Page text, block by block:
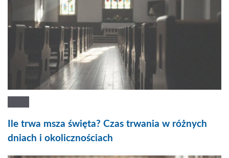
Ile trwa msza święta? Czas trwania w różnych
dniach i okolicznościach